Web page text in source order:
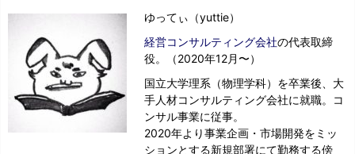
ゆってぃ（yuttie）
経営コンサルティング会社の代表取締
役。（2020年12月〜）
国立大学理系（物理学科）を卒業後、大
手人材コンサルティング会社に就職。コ
ンサル事業に従事。
2020年より事業企画・市場開発をミッ
ションとする新規部署にて勤務する傍